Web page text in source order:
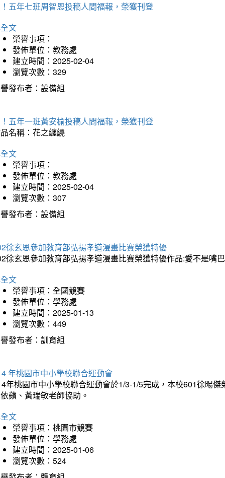
五年七班周智恩投稿人間福報，榮獲刊登
文
榮譽事項：
發佈單位：教務處
建立時間：2025-02-04
瀏覽次數：329
發布者：設備組
五年一班黃安榆投稿人間福報，榮獲刊登
名稱：花之纏繞
文
榮譽事項：
發佈單位：教務處
建立時間：2025-02-04
瀏覽次數：307
發布者：設備組
徐玄恩參加教育部弘揚孝道漫畫比賽榮獲特優
徐玄恩參加教育部弘揚孝道漫畫比賽榮獲特優作品:愛不是嘴
文
榮譽事項：全國競賽
發佈單位：學務處
建立時間：2025-01-13
瀏覽次數：449
發布者：訓育組
年桃園市中小學校聯合運動會
年桃園市中小學校聯合運動會於1/3-1/5完成，本校601徐晹
蘋、黃瑞敏老師協助。
文
榮譽事項：桃園市競賽
發佈單位：學務處
建立時間：2025-01-06
瀏覽次數：524